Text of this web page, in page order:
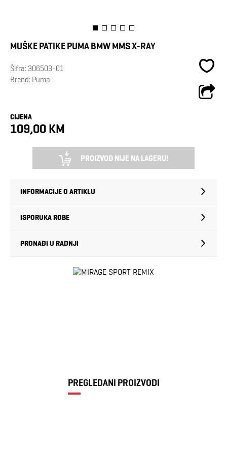
MUŠKE PATIKE PUMA BMW MMS X-RAY
Šifra: 306503-01
Brend: Puma
CIJENA
109,00 KM
PROIZVOD NIJE NA LAGERU!
INFORMACIJE O ARTIKLU
ISPORUKA ROBE
PRONAĐI U RADNJI
PREGLEDANI PROIZVODI